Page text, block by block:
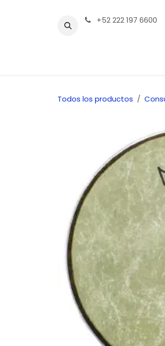
+52 222 197 6600
Todos los productos